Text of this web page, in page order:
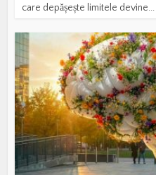
care depășește limitele devine...